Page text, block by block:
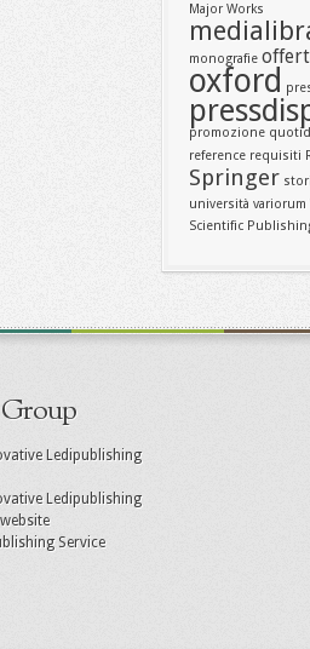
Major Works
monografie
oxford
promozione
reference requisiti
Springer
università variorum
Scientific
Ledipublishing
Ledipublishing
Service